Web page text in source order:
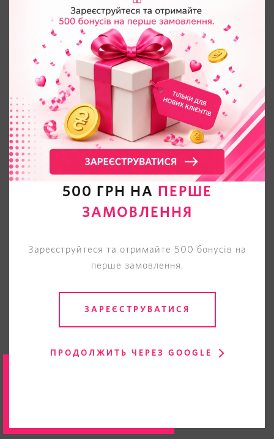
500 ГРН НА
ПЕРШЕ
ЗАМОВЛЕННЯ
Зареєструйтеся та отримайте 500 бонусів на
перше замовлення.
ЗАРЕЄСТРУВАТИСЯ
ПРОДОЛЖИТЬ ЧЕРЕЗ GOOGLE